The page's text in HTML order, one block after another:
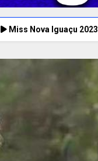
Miss Nova Iguaçu 2023